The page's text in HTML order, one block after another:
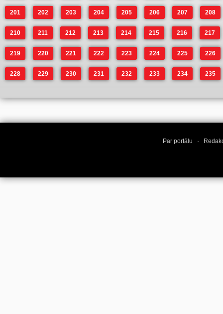
201 202 203 204 205 206 207 208
210 211 212 213 214 215 216 217
219 220 221 222 223 224 225 226
228 229 230 231 232 233 234 235
Par portālu ·